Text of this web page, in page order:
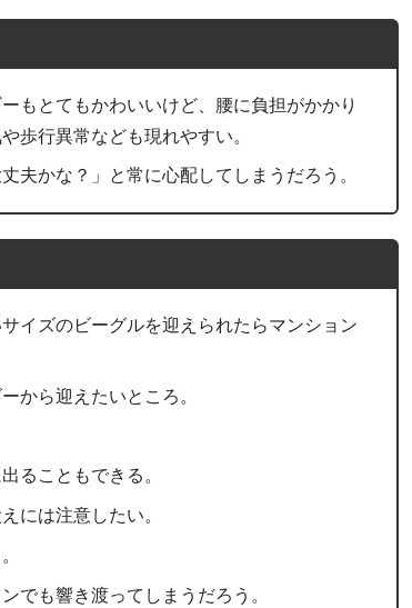
もとてもかわいいけど、腰に負担がかかり
歩行異常なども現れやすい。
夫かな？」と常に心配してしまうだろう。
イズのビーグルを迎えられたらマンション
から迎えたいところ。
ることもできる。
には注意したい。
でも響き渡ってしまうだろう。